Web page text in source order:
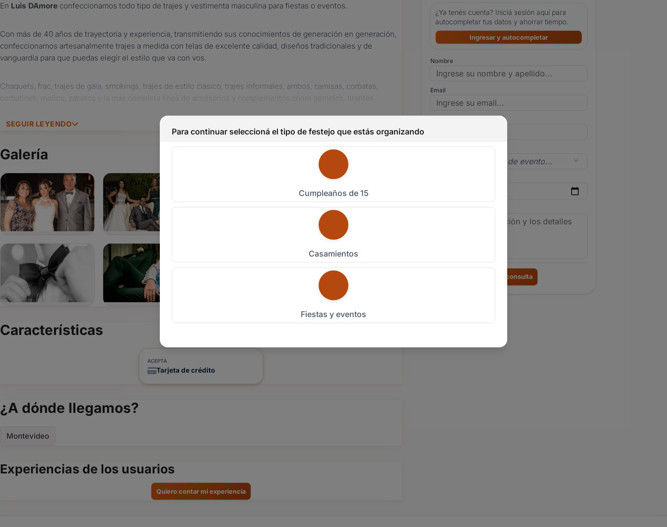
En Luis DAmore confeccionamos todo tipo de trajes y vestimenta masculina para fiestas o eventos.
Con más de 40 años de trayectoria y experiencia, transmitiendo sus conocimientos de generación en generación,
confeccionamos artesanalmente trajes a medida con telas de excelente calidad, diseños tradicionales y de
vanguardia para que puedas elegir el estilo que va con vos.
Chaquets, frac, trajes de gala, smokings, trajes de estilo clásico, trajes informales, ambos, camisas, corbatas,
Somos especialistas en confeccionar prendas para ceremonia. Los novios contarán con servicio personalizado y
asesoramiento en imagen personal, para que puedan escoger el traje adecuado para la ceremonia de su
casamiento.
Para los padrinos e invitados también contamos con una gran variedad de modelos formales e informales entre los
cuales podrán elegir el modelo adecuado para lucir en esa fiesta tan especial.
SEGUIR LEYENDO
Galería
Ver todas
(+5)
Características
ACEPTA
Tarjeta de crédito
¿A dónde llegamos?
Montevideo
Experiencias de los usuarios
Quiero contar mi experiencia
¿Ya tenés cuenta? Iniciá sesión aquí para
autocompletar tus datos y ahorrar tiempo.
Ingresar y autocompletar
Nombre
Email
Tipo de evento
Detalle del evento
Enviar consulta